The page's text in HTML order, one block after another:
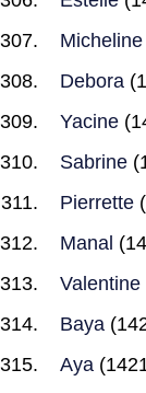
Micheline
Debora
Yacine
Sabrine
Pierrette
Manal
Valentine
Baya
Aya